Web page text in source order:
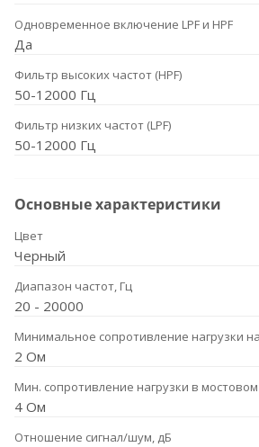
Одновременное включение LPF и HPF
Да
Фильтр высоких частот (HPF)
50-12000 Гц
Фильтр низких частот (LPF)
50-12000 Гц
Основные характеристики
Цвет
Черный
Диапазон частот, Гц
20 - 20000
Минимальное сопротивление нагрузки
2 Ом
Мин. сопротивление нагрузки в
4 Ом
Отношение сигнал/шум, дБ